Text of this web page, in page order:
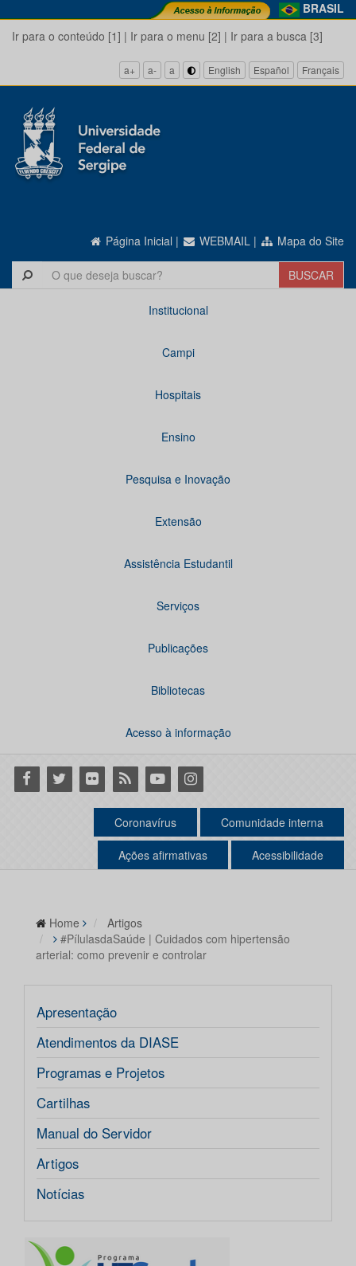
BRASIL
Ir para o conteúdo [1] | Ir para o menu [2] | Ir para a busca [3]
a+ a- a English Español Français
Página Inicial | WEBMAIL | Mapa do Site
Institucional
Campi
Hospitais
Ensino
Pesquisa e Inovação
Extensão
Assistência Estudantil
Serviços
Publicações
Bibliotecas
Acesso à informação
Facebook
Twitter Flickr RSS YoutubeInstagram
Coronavírus Comunidade interna
Ações afirmativas Acessibilidade
Home
Artigos
#PílulasdaSaúde | Cuidados com hipertensão
arterial: como prevenir e controlar
Apresentação
Atendimentos da DIASE
Programas e Projetos
Cartilhas
Manual do Servidor
Artigos
Notícias